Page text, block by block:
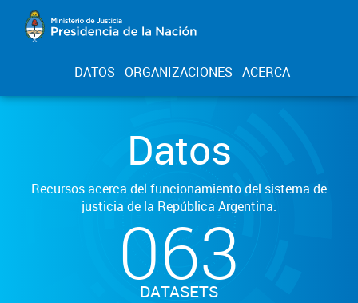
DATOS ORGANIZACIONES ACERCA
Datos
Recursos acerca del funcionamiento del sistema de
justicia de la República Argentina.
063
DATASETS